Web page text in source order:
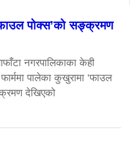
पोक्स’को सङ्क्रमण
नगरपालिकाका केही
पालेका कुखुरामा ‘फाउल
देखिएको